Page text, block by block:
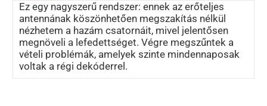
Ez egy nagyszerű rendszer: ennek az erőteljes
antennának köszönhetően megszakítás nélkül
nézhetem a hazám csatornáit, mivel jelentősen
megnöveli a lefedettséget. Végre megszűntek a
vételi problémák, amelyek szinte mindennaposak
voltak a régi dekóderrel.